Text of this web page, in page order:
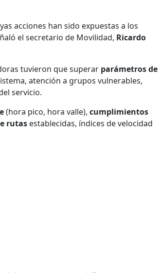
acciones han sido expuestas a los
el secretario de Movilidad, Ricardo
tuvieron que superar parámetros de
atención a grupos vulnerables,
servicio.
(hora pico, hora valle), cumplimientos
rutas establecidas, índices de velocidad